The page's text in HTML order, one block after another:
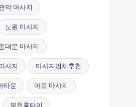
악 마사지
노원 마사지
대문 마사지
사지 마사지업체추천
타운 마포 마사지
부천홈타이